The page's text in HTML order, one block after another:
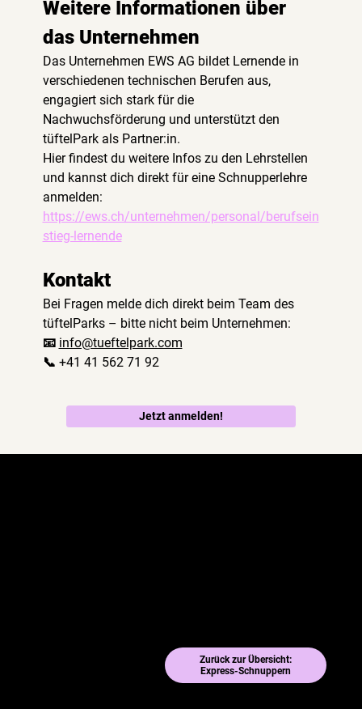
Weitere Informationen über
das Unternehmen
Das Unternehmen EWS AG bildet Lernende in
verschiedenen technischen Berufen aus,
engagiert sich stark für die
Nachwuchsförderung und unterstützt den
tüftelPark als Partner:in.
Hier findest du weitere Infos zu den Lehrstellen
und kannst dich direkt für eine Schnupperlehre
anmelden:
https://ews.ch/unternehmen/personal/berufsein
stieg-lernende
Kontakt
Bei Fragen melde dich direkt beim Team des
tüftelParks – bitte nicht beim Unternehmen:
📧 info@tueftelpark.com
📞 +41 41 562 71 92
Jetzt anmelden!
Zurück zur Übersicht:
Express-Schnuppern